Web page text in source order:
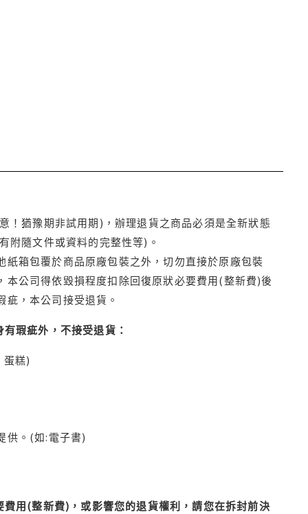
！猶豫期非試用期)，辦理退貨之商品必須是全新狀態
附隨文件或資料的完整性等)。
箱包覆於商品原廠包裝之外，切勿直接於原廠包裝
公司得依毀損程度扣除回復原狀必要費用(整新費)後
，本公司接受退貨。
瑕疵外，不接受退貨：
蛋糕)
供。(如:電子書)
用(整新費)，或影響您的退貨權利，請您在拆封前決